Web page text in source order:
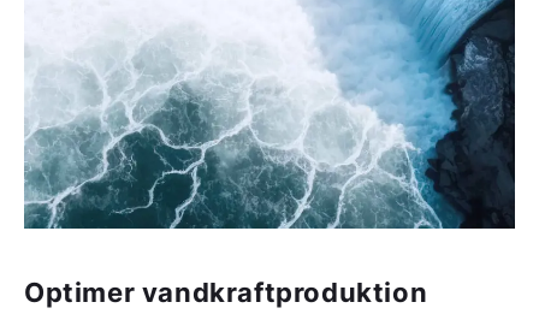
Optimer vandkraftproduktion